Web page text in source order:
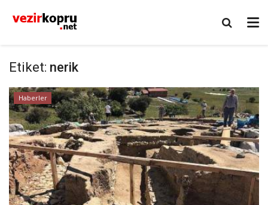
Etiket: nerik
Haberler